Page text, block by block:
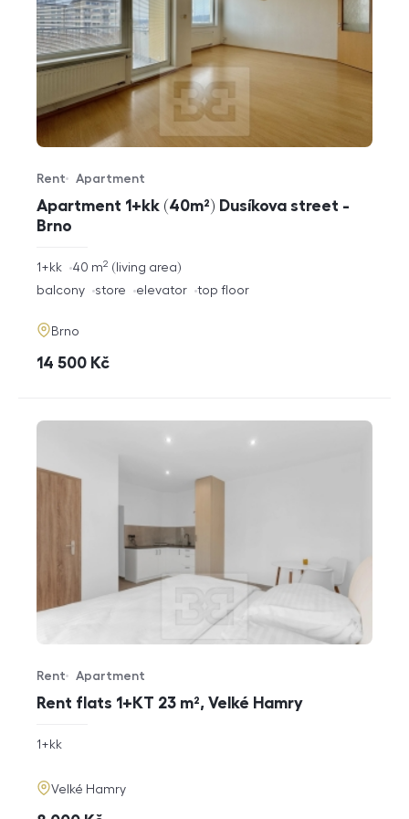
Apartment 1+kk (40m²) Dusíkova street -
Brno
Offer type
Rent
Property type
Apartment
rozměry
1+kk living area
40 m2
funkce
balcony store elevator top floor
adresa
Brno
cena
14 500 Kč
Rent flats 1+KT 23 m², Velké Hamry
Offer type
Rent
Property type
Apartment
rozměry
1+kk
adresa
Velké Hamry